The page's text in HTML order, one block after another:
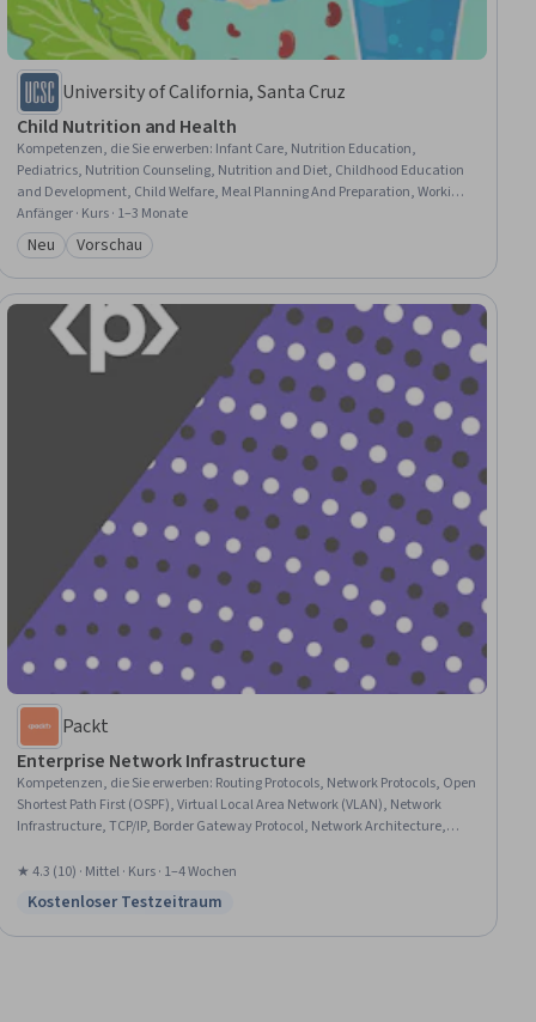
University of California, Santa Cruz
Child Nutrition and Health
Kompetenzen, die Sie erwerben: Infant Care, Nutrition Education,
Pediatrics, Nutrition Counseling, Nutrition and Diet, Childhood Education
and Development, Child Welfare, Meal Planning And Preparation, Working
With Children, Nutritional Assessment, Child Development, Preventative
Care, Health Education, Caregiving, Food Safety and Sanitation, Public
Health and Disease Prevention, Health Assessment, Health Care, Public
Health, Health Equity
Anfänger · Kurs · 1–3 Monate
Kategorie: Neu
Neu Kategorie: Vorschau
Vorschau
Packt
Enterprise Network Infrastructure
Kompetenzen, die Sie erwerben: Routing Protocols, Network Protocols, Open
Shortest Path First (OSPF), Virtual Local Area Network (VLAN), Network
Infrastructure, TCP/IP, Border Gateway Protocol, Network Architecture,
Network Routing, Network Troubleshooting, Network Administration,
Network Switches, Local Area Networks, System Configuration
★ 4.3 (10) · Mittel · Kurs · 1–4 Wochen
Status: Kostenloser Testzeitraum
Kostenloser Testzeitraum